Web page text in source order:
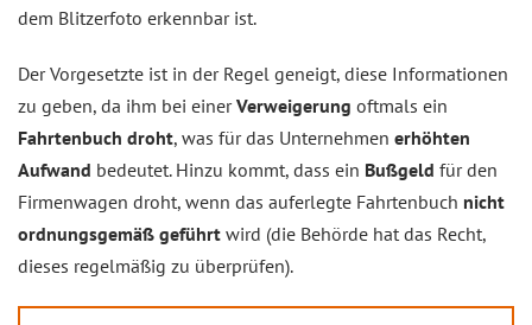
dem Blitzerfoto erkennbar ist.
Der Vorgesetzte ist in der Regel geneigt, diese Informationen
zu geben, da ihm bei einerVerweigerung oftmals ein
Fahrtenbuch droht, was für das Unternehmen erhöhten
Aufwand bedeutet. Hinzu kommt, dass ein Bußgeld für den
Firmenwagen droht, wenn das auferlegte Fahrtenbuch nicht
ordnungsgemäß geführt wird (die Behörde hat das Recht,
dieses regelmäßig zu überprüfen).